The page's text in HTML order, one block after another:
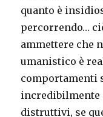
quanto è
percorrendo…
ammettere che
umanistico è
comportamenti
incredibilmente
distruttivi, se